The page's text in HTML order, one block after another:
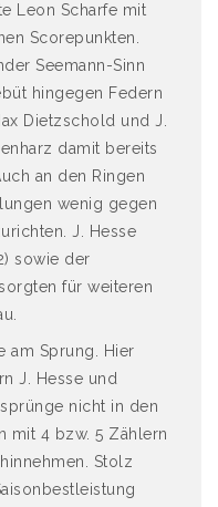
Leon Scharfe mit
Scorepunkten.
Seemann-Sinn
hingegen Federn
Dietzschold und J.
damit bereits
an den Ringen
wenig gegen
J. Hesse
sowie der
für weiteren
am Sprung. Hier
J. Hesse und
nicht in den
mit 4 bzw. 5 Zählern
Stolz